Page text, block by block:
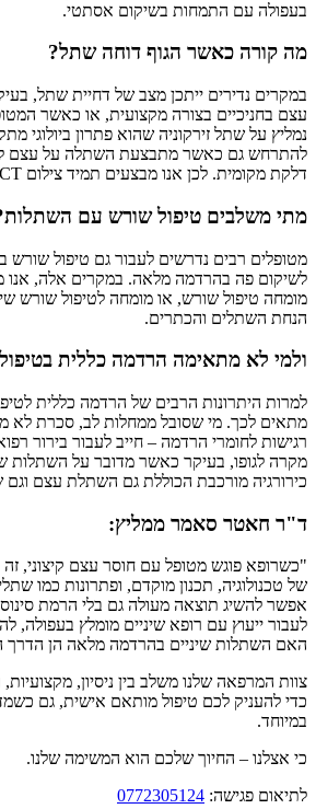
בעפולה עם התמחות בשיקום אסתטי.
מה קורה כאשר הגוף דוחה שתל?
במקרים נדירים ייתכן מצב של דחיית שתל,
עצם בחניכיים בצורה מקצועית, או כאשר
נמליץ על שתל זירקוניה שהוא פתרון ביולוגי
להתרחש גם כאשר מתבצעת השתלה על עצם
דלקת מקומית. לכן אנו מבצעים תמיד צילום CT ובדיקת עובי לעצם.
מתי משלבים טיפול שורש עם
מטופלים רבים נדרשים לעבור גם טיפול שורש
לשיקום פה בהרדמה מלאה. במקרים אלה, אנו
מומחה טיפול שורש, או מומחה לטיפול שורש
הנחת השתלים והכתרים.
ולמי לא מתאימה הרדמה כללית בטיפול
למרות היתרונות הרבים של הרדמה כללית
מתאים לכך. מי שסובל ממחלות לב, סכרת לא
רגישות לחומרי הרדמה – חייב לעבור בירור
מקרה לגופו, בעיקר כאשר מדובר על השתלות
כירורגיה מורכבת הכוללת גם השתלת עצם וגם
ד"ר חאטר סאמר ממליץ:
"כשרופא פוגש מטופל עם חוסר עצם קיצוני,
של טכנולוגיה, תכנון מוקדם, ופתרונות כמו
אפשר להשיג תוצאה מעולה גם בלי הרמת
לעבור ייעוץ עם רופא שיניים מומלץ בעפולה,
האם השתלות שיניים בהרדמה מלאה הן הדרך
צוות המרפאה שלנו משלב בין ניסיון,
כדי להעניק לכם טיפול מותאם אישית, גם
במיוחד.
כי אצלנו – החיוך שלכם הוא המשימה שלנו.
לתיאום פגישה: 0772305124